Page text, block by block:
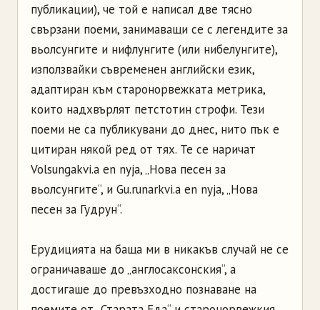
публикации), че той е написал две тясно
свързани поеми, занимаващи се с легендите за
вьолсунгите и нифлунгите (или нибелунгите),
използвайки съвременен английски език,
адаптиран към старонорвежката метрика,
които надхвърлят петстотин строфи. Тези
поеми не са публикувани до днес, нито пък е
цитиран някой ред от тях. Те се наричат
Volsungakvi.a en nyja, „Нова песен за
вьолсунгите“, и Gu.runarkvi.a en nyja, „Нова
песен за Гудрун“.
Ерудицията на баща ми в никакъв случай не се
ограничаваше до „англосаксонския“, а
достигаше до превъзходно познаване на